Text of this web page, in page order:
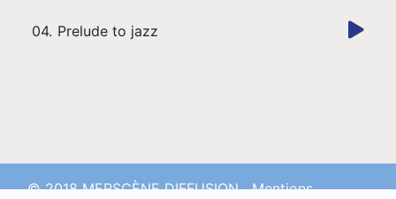
04. Prelude to jazz
© 2018 MERSCÈNE DIFFUSION Mentions